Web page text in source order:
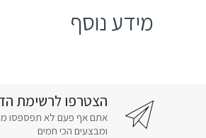
מידע נוסף
הצטרפו לרשימת
אתם אף פעם לא תפספסו
ומבצעים הכי חמים